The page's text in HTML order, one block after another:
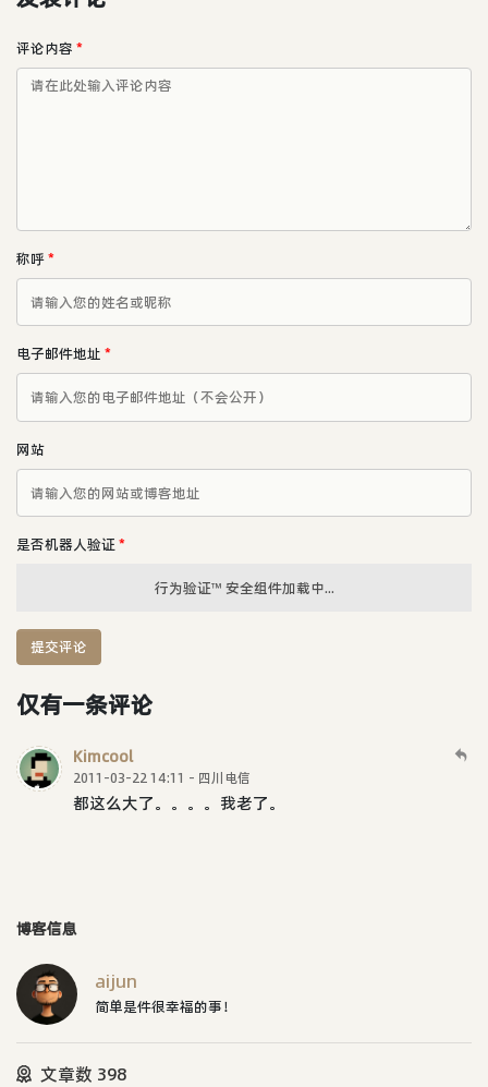
评论内容 *
称呼*
电子邮件地址 *
网站
是否机器人验证 *
行为验证™ 安全组件加载中...
提交评论
仅有一条评论
Kimcool
2011-03-22 14:11 - 四川电信
都这么大了。。。。我老了。
博客信息
aijun
简单是件很幸福的事！
文章数 398